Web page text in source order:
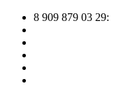
8 909 879 03 29: